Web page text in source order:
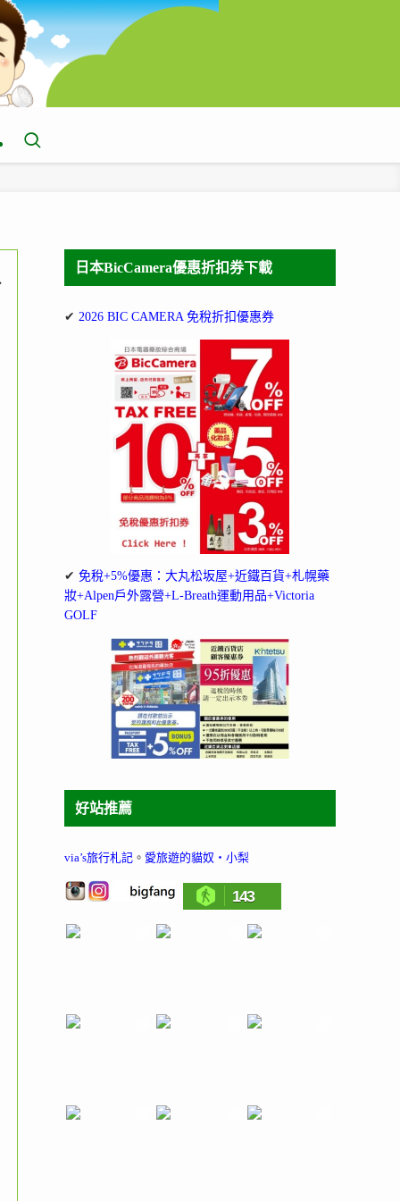
日本BicCamera優惠折扣券下載
✔ 2026 BIC CAMERA 免稅折扣優惠券
✔ 免稅+5%優惠：大丸松坂屋+近鐵百貨+札幌藥
妝+Alpen戶外露營+L-Breath運動用品+Victoria
GOLF
好站推薦
via’s旅行札記 。 愛旅遊的貓奴‧小梨
143